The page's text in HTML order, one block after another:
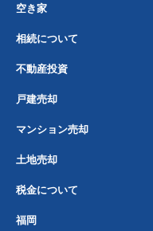
空き家
相続について
不動産投資
戸建売却
マンション売却
土地売却
税金について
福岡